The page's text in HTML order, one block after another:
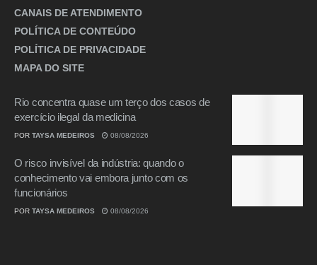
CANAIS DE ATENDIMENTO
POLÍTICA DE CONTEÚDO
POLÍTICA DE PRIVACIDADE
MAPA DO SITE
Rio concentra quase um terço dos casos de
exercício ilegal da medicina
POR TAYSA MEDEIROS 08/08/2026
O risco invisível da indústria: quando o
conhecimento vai embora junto com os
funcionários
POR TAYSA MEDEIROS 08/08/2026